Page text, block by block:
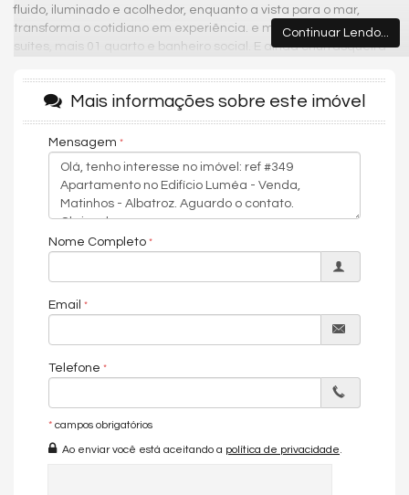
fluido, iluminado e acolhedor, enquanto a vista para o mar,
transforma o cotidiano em experiência. e mais o conforto de 02
suítes, mais 01 quarto e banheiro social. E ainda churrasqueira
infinita, de frente para o mar.
Box de praia
Portas com persianas integradas
Sacadas com vidro refletivos
Infraestrutura para ar condicionado split
piscina com borda infinita
Hal decorado
Características do Imóvel
Sacada com Churrasqueira
Sala para 2 Ambientes
Piso Porcelanato
Vista Livre
Vista Mar
Continuar Lendo...
Mais informações sobre este imóvel
Mensagem
Nome Completo
Email
Telefone
* campos obrigatórios
Ao enviar você está aceitando a política de privacidade